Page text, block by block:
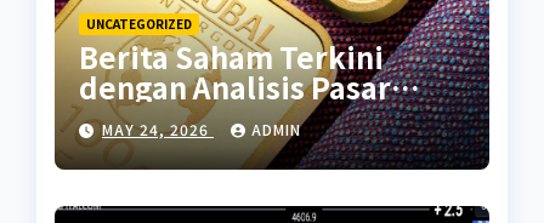
UNCATEGORIZED
Berita Saham Terkini
dengan Analisis Pasar
Global
MAY 24, 2026 ADMIN